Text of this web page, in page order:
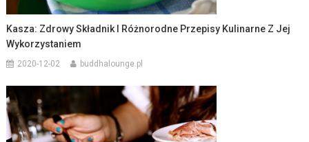
Kasza: Zdrowy Składnik I Różnorodne Przepisy Kulinarne Z Jej
Wykorzystaniem
2020-12-02 buddhalounge.pl